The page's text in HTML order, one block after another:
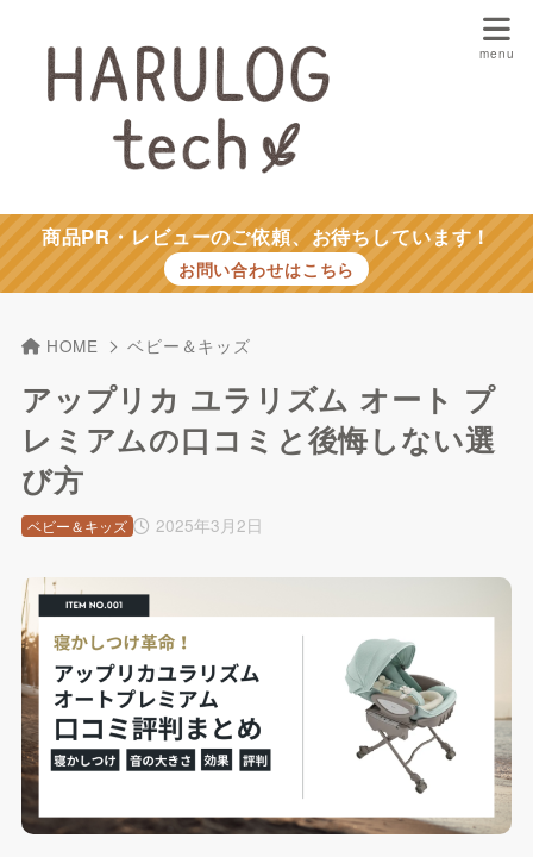
商品PR・レビューのご依頼、お待ちしています！
お問い合わせはこちら
HOME ベビー＆キッズ
アップリカ ユラリズム オート プ
レミアムの口コミと後悔しない選
び方
2025年3月2日
ベビー＆キッズ